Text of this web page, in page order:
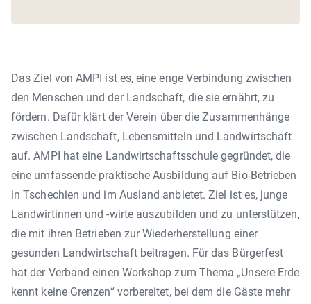
Das Ziel von AMPI ist es, eine enge Verbindung zwischen
den Menschen und der Landschaft, die sie ernährt, zu
fördern. Dafür klärt der Verein über die Zusammenhänge
zwischen Landschaft, Lebensmitteln und Landwirtschaft
auf. AMPI hat eine Landwirtschaftsschule gegründet, die
eine umfassende praktische Ausbildung auf Bio-Betrieben
in Tschechien und im Ausland anbietet. Ziel ist es, junge
Landwirtinnen und -wirte auszubilden und zu unterstützen,
die mit ihren Betrieben zur Wiederherstellung einer
gesunden Landwirtschaft beitragen. Für das Bürgerfest
hat der Verband einen Workshop zum Thema „Unsere Erde
kennt keine Grenzen“ vorbereitet, bei dem die Gäste mehr